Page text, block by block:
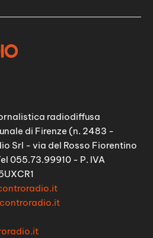
radiodiffusa
di Firenze (n. 2483 -
Srl - via del Rosso Fiorentino
055.73.99910 - P. IVA